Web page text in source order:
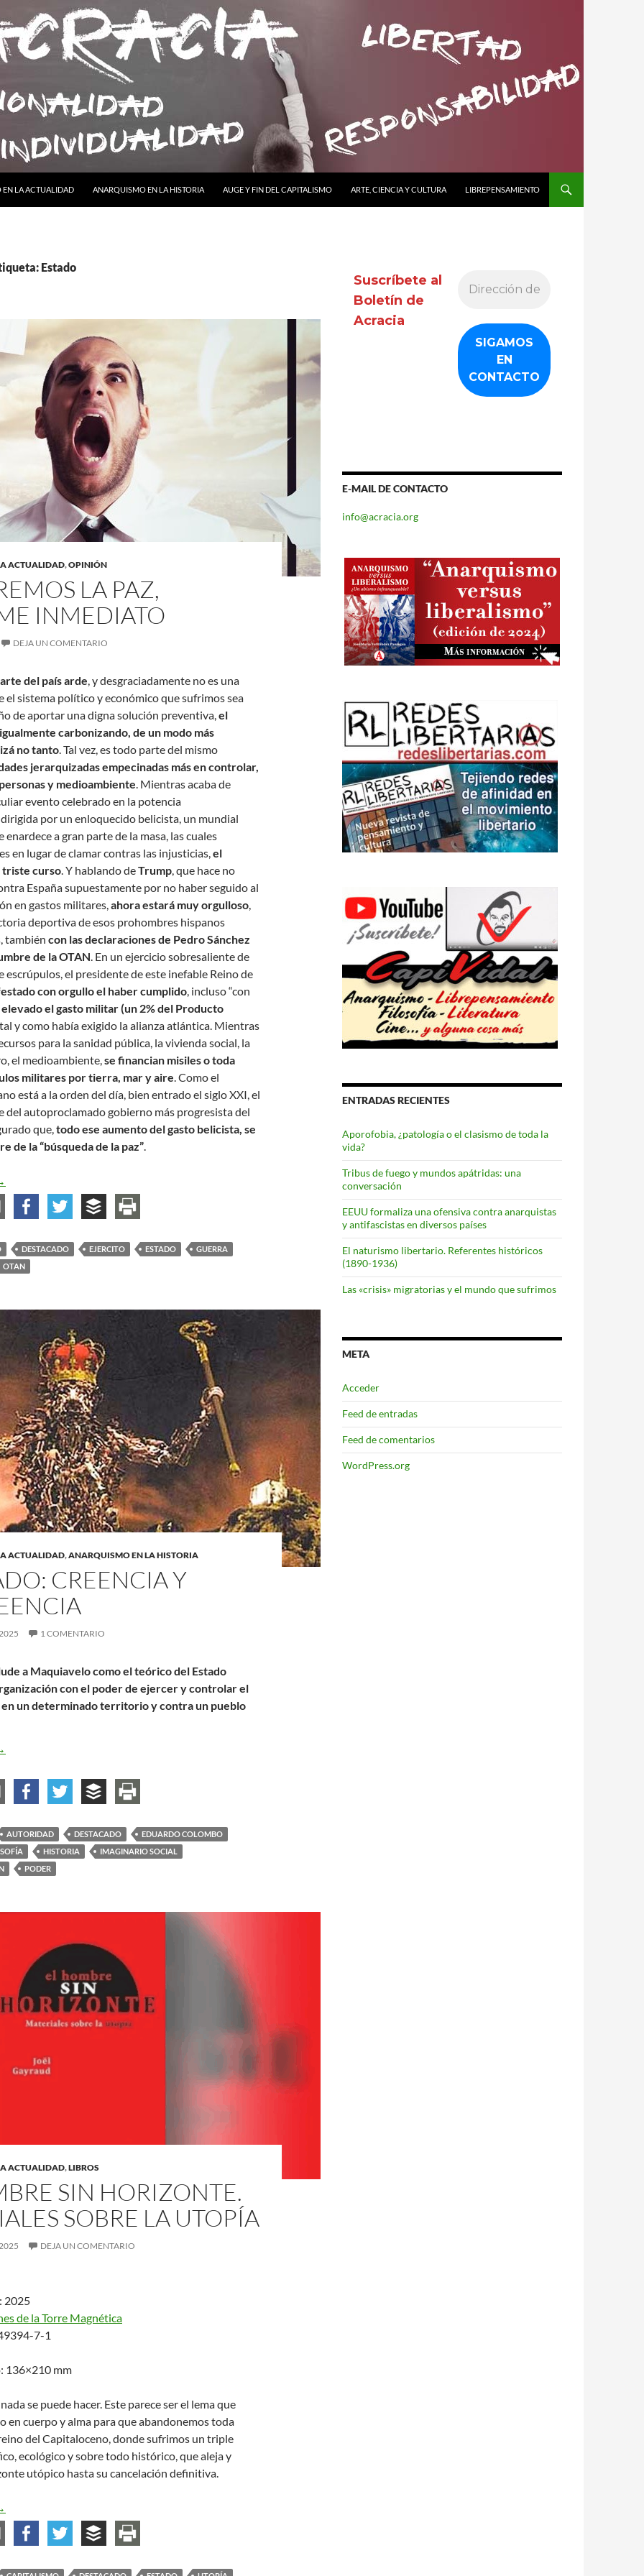
LA ACTUALIDAD
ANARQUISMO EN LA HISTORIA AUGE Y FIN DEL CAPITALISMO ARTE, CIENCIA Y CULTURA LIBREPENSAMIENTO
Estado
ACTUALIDAD,OPINIÓN
LA PAZ,
INMEDIATO
DEJA UN COMENTARIO
del país arde, y desgraciadamente no es una
el sistema político y económico que sufrimos sea
de aportar una digna solución preventiva,el
carbonizando, de un modo más
no tanto. Tal vez, es todo parte del mismo
jerarquizadas empecinadas más en controlar,
y medioambiente. Mientras acaba de
evento celebrado en la potencia
por un enloquecido belicista, un mundial
enardece a gran parte de la masa, las cuales
en lugar de clamar contras las injusticias,el
triste curso. Y hablando deTrump, que hace no
España supuestamente por no haber seguido al
en gastos militares,ahora estará muy orgulloso,
deportiva de esos prohombres hispanos
también con las declaraciones de Pedro Sánchez
de la OTAN. En un ejercicio sobresaliente de
escrúpulos, el presidente de este inefable Reino de
con orgullo el haber cumplido, incluso “con
el gasto militar (un 2% del Producto
y como había exigido la alianza atlántica. Mientras
para la sanidad pública, la vivienda social, la
el medioambiente,se financian misiles o toda
militares por tierra, mar y aire. Como el
está a la orden del día, bien entrado el siglo XXI, el
del autoproclamado gobierno más progresista del
que,todo ese aumento del gasto belicista, se
de la “búsqueda de la paz”.
queremos la paz, desarme inmediato
DESTACADO EJERCITO ESTADO
GUERRA
OTAN
ACTUALIDAD,ANARQUISMO EN LA HISTORIA
CREENCIA Y
1 COMENTARIO
a Maquiavelo como el teórico del Estado
con el poder de ejercer y controlar el
en un determinado territorio y contra un pueblo
Estado: creencia y descreencia
AUTORIDAD DESTACADO
EDUARDO COLOMBO
HISTORIA
IMAGINARIO SOCIAL
PODER
ACTUALIDAD,LIBROS
SIN HORIZONTE.
SOBRE LA UTOPÍA
DEJA UN COMENTARIO
2025
de la Torre Magnética
7-1
136×210 mm
se puede hacer. Este parece ser el lema que
en cuerpo y alma para que abandonemos toda
del Capitaloceno, donde sufrimos un triple
ecológico y sobre todo histórico, que aleja y
utópico hasta su cancelación definitiva.
hombre sin horizonte. Materiales sobre la utopía
Suscríbete al
Boletín de
Acracia
E-MAIL DE CONTACTO
info@acracia.org
ENTRADAS RECIENTES
Aporofobia, ¿patología o el clasismo de toda la
vida?
Tribus de fuego y mundos apátridas: una
conversación
EEUU formaliza una ofensiva contra anarquistas
y antifascistas en diversos países
El naturismo libertario. Referentes históricos
(1890-1936)
Las «crisis» migratorias y el mundo que sufrimos
META
Acceder
Feed de entradas
Feed de comentarios
WordPress.org